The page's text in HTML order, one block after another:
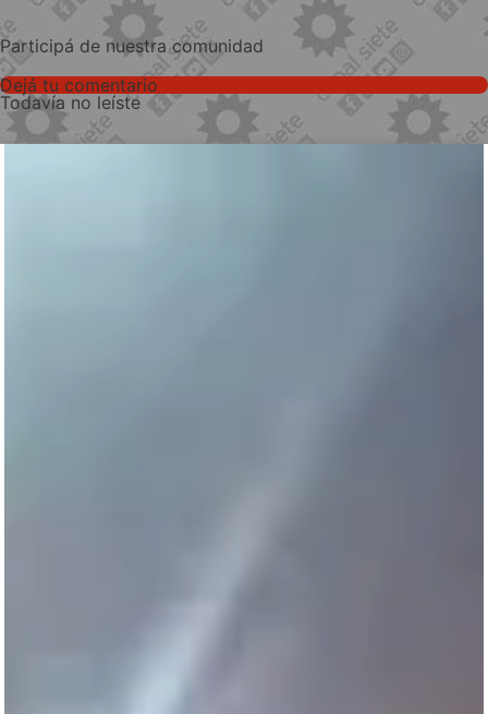
Participá de nuestra comunidad
Dejá tu comentario
Todavía no leíste